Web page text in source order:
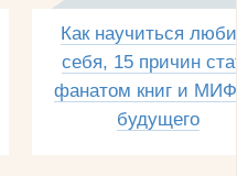
Как научиться
себя, 15 причин
фанатом книг и
будущего